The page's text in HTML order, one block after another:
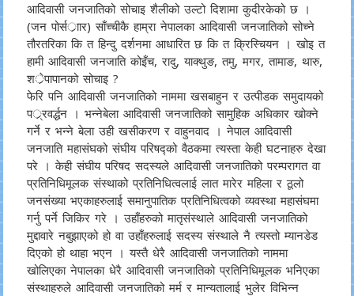
आदिवासी जनजातिको सोचाइ शैलीको उल्टो दिशामा कुदीरकेको छ ।
(जन पोर्सर्ाार) साँच्चीकै हाम्रा नेपालका आदिवासी जनजातिको सोच्ने
तौरतरिका कि त हिन्दु दर्शनमा आधारित छ कि त क्रिस्चियन । खोइ त
हामी आदिवासी जनजाति कोइँच, रादु, याक्थुङ, तमु, मगर, तामाङ, थारु,
शर्ेपापानको सोचाइ ?
फेरि पनि आदिवासी जनजातिको नाममा खसबाहुन र उत्पीडक समुदायको
पर््रवर्द्धन । भन्नेबेला आदिवासी जनजातिको सामुहिक अधिकार खोक्ने
गर्ने र भन्ने बेला उही खसीकरण र वाहुनवाद । नेपाल आदिवासी
जनजाति महासंघको संघीय परिषद्को वैठकमा त्यस्ता केही घटनाहरु देखा
परे । केही संघीय परिषद सदस्यले आदिवासी जनजातिको परम्परागत वा
प्रतिनिधिमूलक संस्थाको प्रतिनिधित्वलाई लात मारेर महिला र ठूलो
जनसंख्या भएकाहरुलाई समानुपातिक प्रतिनिधित्वको व्यवस्था महासंघमा
गर्नु पर्ने जिकिर गरे ।उहाँहरुको मातृसंस्थाले आदिवासी जनजातिको
मुद्दावारे नबुझाएको हो वा उहाँहरुलाई सदस्य संस्थाले नै त्यस्तो म्यानडेड
दिएको हो थाहा भएन । यस्तै धेरै आदिवासी जनजातिको नाममा
खोलिएका नेपालका धेरै आदिवासी जनजातिको प्रतिनिधिमूलक भनिएका
संस्थाहरुले आदिवासी जनजातिको मर्म र मान्यतालाई भुलेर विभिन्न